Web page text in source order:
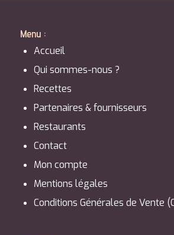
Menu :
Accueil
Qui sommes-nous ?
Recettes
Partenaires & fournisseurs
Restaurants
Contact
Mon compte
Mentions légales
Conditions Générales de Vente